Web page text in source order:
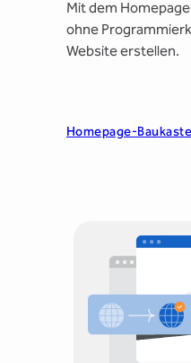
Mit dem
ohne
Website erstellen.
Homepage-